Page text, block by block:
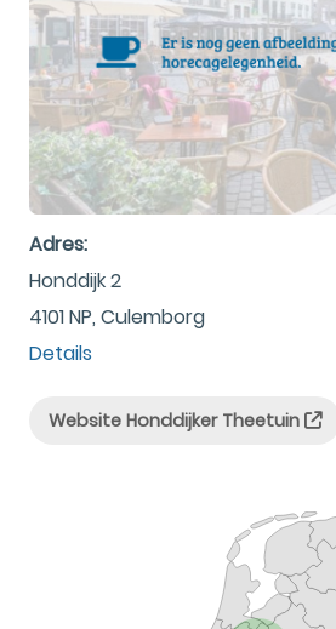
Adres:
Honddijk 2
4101 NP, Culemborg
Details
Website Honddijker Theetuin